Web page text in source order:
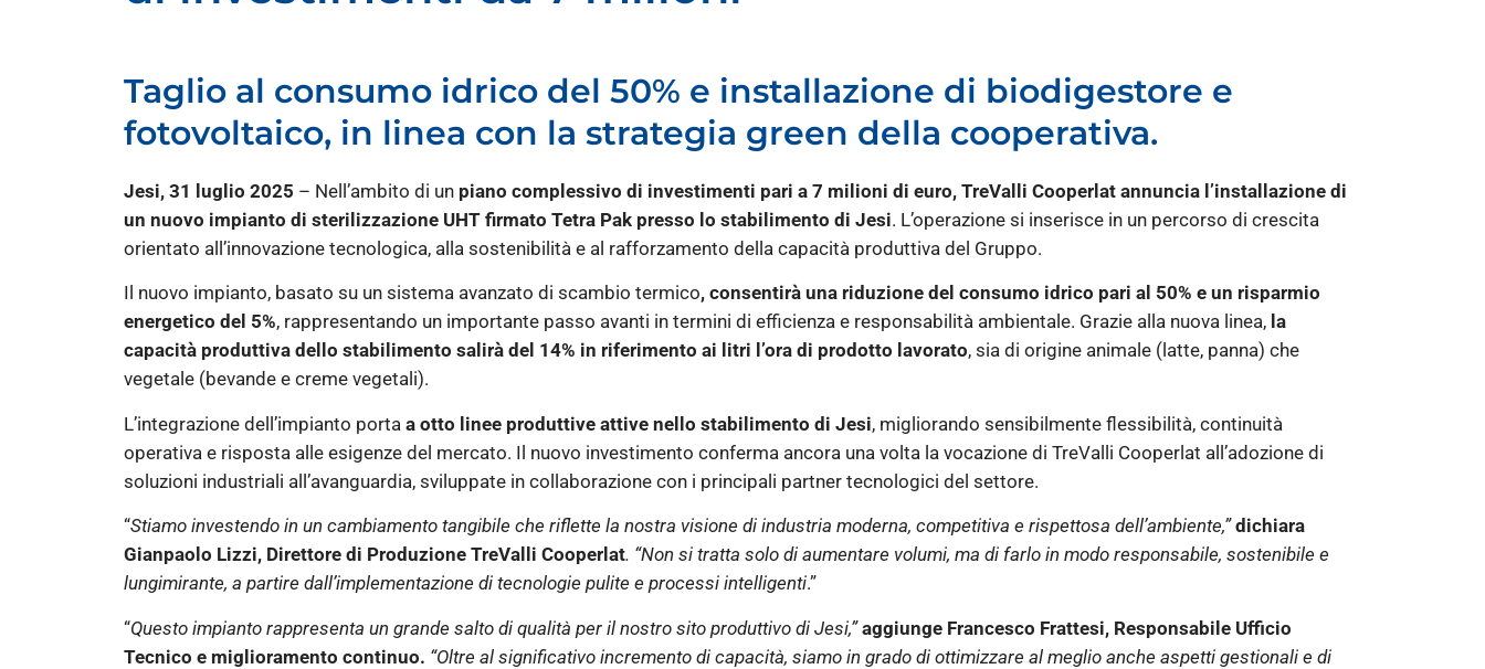
Taglio al consumo idrico del 50% e installazione di biodigestore e
fotovoltaico, in linea con la strategia green della cooperativa.
Jesi, 31 luglio 2025 – Nell’ambito di un piano complessivo di investimenti pari a 7 milioni di euro, TreValli Cooperlat annuncia l’installazione di
un nuovo impianto di sterilizzazione UHT firmato Tetra Pak presso lo stabilimento di Jesi. L’operazione si inserisce in un percorso di crescita
orientato all’innovazione tecnologica, alla sostenibilità e al rafforzamento della capacità produttiva del Gruppo.
Il nuovo impianto, basato su un sistema avanzato di scambio termico, consentirà una riduzione del consumo idrico pari al 50% e un risparmio
energetico del 5%, rappresentando un importante passo avanti in termini di efficienza e responsabilità ambientale. Grazie alla nuova linea, la
capacità produttiva dello stabilimento salirà del 14% in riferimento ai litri l’ora di prodotto lavorato, sia di origine animale (latte, panna) che
vegetale (bevande e creme vegetali).
L’integrazione dell’impianto porta a otto linee produttive attive nello stabilimento di Jesi, migliorando sensibilmente flessibilità, continuità
operativa e risposta alle esigenze del mercato. Il nuovo investimento conferma ancora una volta la vocazione di TreValli Cooperlat all’adozione di
soluzioni industriali all’avanguardia, sviluppate in collaborazione con i principali partner tecnologici del settore.
“Stiamo investendo in un cambiamento tangibile che riflette la nostra visione di industria moderna, competitiva e rispettosa dell’ambiente,”dichiara
Gianpaolo Lizzi, Direttore di Produzione TreValli Cooperlat. “Non si tratta solo di aumentare volumi, ma di farlo in modo responsabile, sostenibile e
lungimirante, a partire dall’implementazione di tecnologie pulite e processi intelligenti.”
“Questo impianto rappresenta un grande salto di qualità per il nostro sito produttivo di Jesi,”aggiunge Francesco Frattesi, Responsabile Ufficio
Tecnico e miglioramento continuo. “Oltre al significativo incremento di capacità, siamo in grado di ottimizzare al meglio anche aspetti gestionali e di